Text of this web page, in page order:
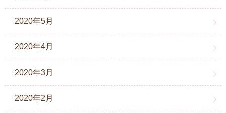
2020年5月
2020年4月
2020年3月
2020年2月